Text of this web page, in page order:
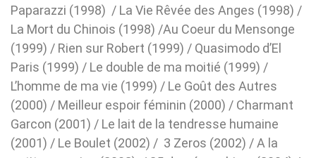
Paparazzi (1998) / La Vie Rêvée des Anges (1998) /
La Mort du Chinois (1998) /Au Coeur du Mensonge
(1999) / Rien sur Robert (1999) / Quasimodo d’El
Paris (1999) / Le double de ma moitié (1999) /
L’homme de ma vie (1999) / Le Goût des Autres
(2000) / Meilleur espoir féminin (2000) / Charmant
Garcon (2001) / Le lait de la tendresse humaine
(2001) / Le Boulet (2002) / 3 Zeros (2002) / A la